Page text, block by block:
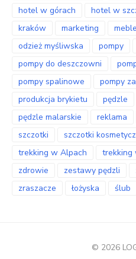
hotel w górach
hotel w
kraków
marketing meble
odzież myśliwska
pompy
pompy do deszczowni
pompy spalinowe
pompy
produkcja brykietu
pędzle
pędzle malarskie
reklama
szczotki
szczotki
trekking w Alpach
trekking
zdrowie
zestawy pędzli
zraszacze
łożyska ślub
© 2026